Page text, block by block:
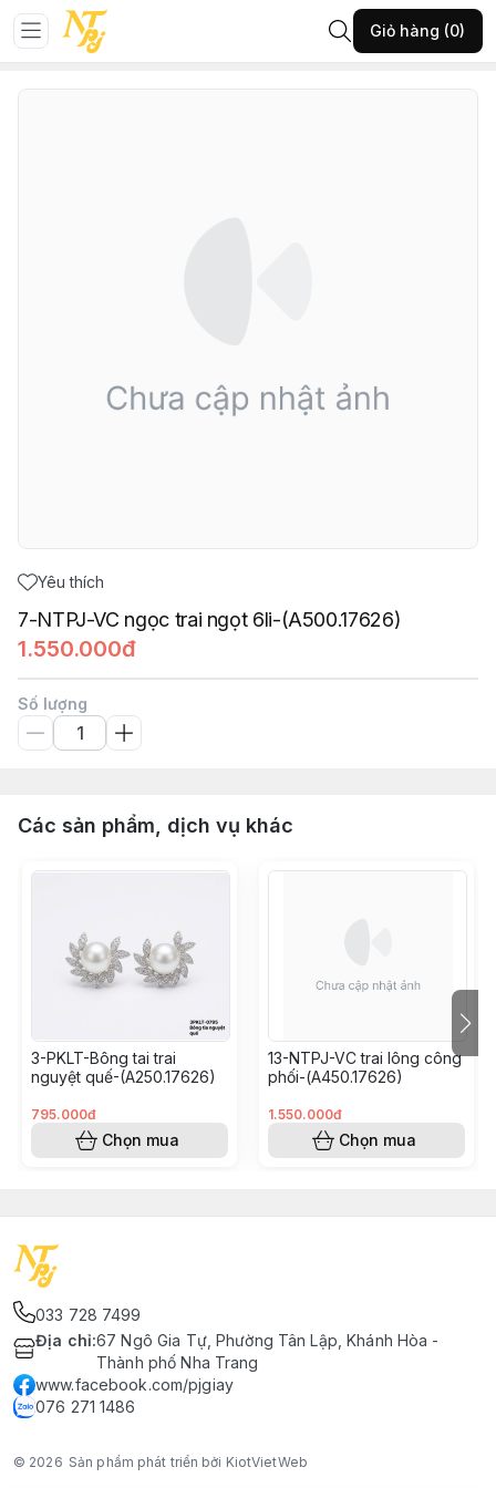
Giỏ hàng (0)
Trang chủ
7-NTPJ-VC ngọc trai ngọt 6li-(A500.17626)
Yêu thích
7-NTPJ-VC ngọc trai ngọt 6li-(A500.17626)
1.550.000đ
Số lượng
Các sản phẩm, dịch vụ khác
3-PKLT-Bông tai trai
nguyệt quế-(A250.17626)
795.000đ
Chọn mua
13-NTPJ-VC trai lông công
phối-(A450.17626)
1.550.000đ
Chọn mua
033 728 7499
Địa chỉ:67 Ngô Gia Tự, Phường Tân Lập, Khánh Hòa -
Thành phố Nha Trang
www.facebook.com/pjgiay
076 271 1486
© 2026 Sản phẩm phát triển bởi KiotVietWeb